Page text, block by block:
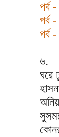
পর্ব
পর্ব
পর্ব
৬.
ঘরে